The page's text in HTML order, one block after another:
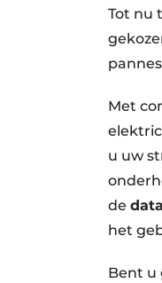
Tot nu
Met
u uw
de
het
Bent u